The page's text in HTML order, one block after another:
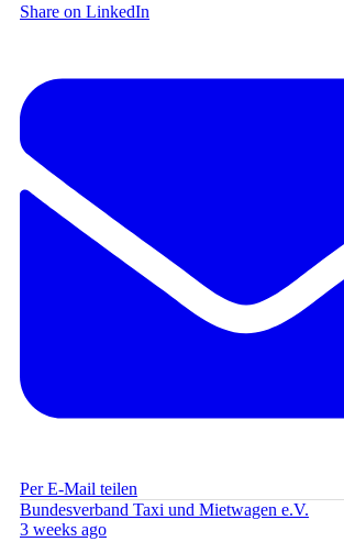
Share on LinkedIn
Per E-Mail teilen
Bundesverband Taxi und Mietwagen e.V.
3 weeks ago